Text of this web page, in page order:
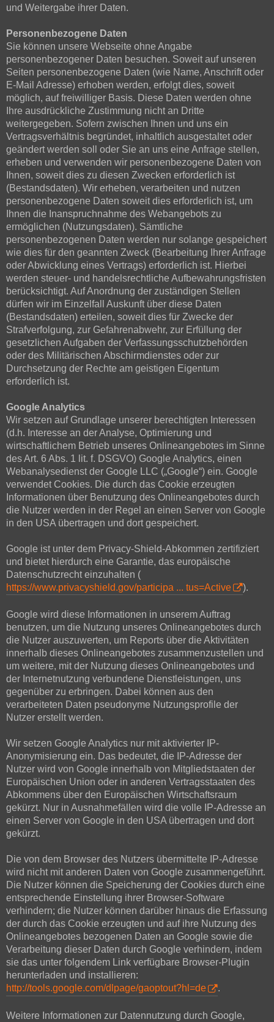
und Weitergabe ihrer Daten.
Personenbezogene Daten
Sie können unsere Webseite ohne Angabe
personenbezogener Daten besuchen. Soweit auf unseren
Seiten personenbezogene Daten (wie Name, Anschrift oder
E-Mail Adresse) erhoben werden, erfolgt dies, soweit
möglich, auf freiwilliger Basis. Diese Daten werden ohne
Ihre ausdrückliche Zustimmung nicht an Dritte
weitergegeben. Sofern zwischen Ihnen und uns ein
Vertragsverhältnis begründet, inhaltlich ausgestaltet oder
geändert werden soll oder Sie an uns eine Anfrage stellen,
erheben und verwenden wir personenbezogene Daten von
Ihnen, soweit dies zu diesen Zwecken erforderlich ist
(Bestandsdaten). Wir erheben, verarbeiten und nutzen
personenbezogene Daten soweit dies erforderlich ist, um
Ihnen die Inanspruchnahme des Webangebots zu
ermöglichen (Nutzungsdaten). Sämtliche
personenbezogenen Daten werden nur solange gespeichert
wie dies für den geannten Zweck (Bearbeitung Ihrer Anfrage
oder Abwicklung eines Vertrags) erforderlich ist. Hierbei
werden steuer- und handelsrechtliche Aufbewahrungsfristen
berücksichtigt. Auf Anordnung der zuständigen Stellen
dürfen wir im Einzelfall Auskunft über diese Daten
(Bestandsdaten) erteilen, soweit dies für Zwecke der
Strafverfolgung, zur Gefahrenabwehr, zur Erfüllung der
gesetzlichen Aufgaben der Verfassungsschutzbehörden
oder des Militärischen Abschirmdienstes oder zur
Durchsetzung der Rechte am geistigen Eigentum
erforderlich ist.
Google Analytics
Wir setzen auf Grundlage unserer berechtigten Interessen
(d.h. Interesse an der Analyse, Optimierung und
wirtschaftlichem Betrieb unseres Onlineangebotes im Sinne
des Art. 6 Abs. 1 lit. f. DSGVO) Google Analytics, einen
Webanalysedienst der Google LLC („Google“) ein. Google
verwendet Cookies. Die durch das Cookie erzeugten
Informationen über Benutzung des Onlineangebotes durch
die Nutzer werden in der Regel an einen Server von Google
in den USA übertragen und dort gespeichert.
Google ist unter dem Privacy-Shield-Abkommen zertifiziert
und bietet hierdurch eine Garantie, das europäische
Datenschutzrecht einzuhalten (
https://www.privacyshield.gov/participa ... tus=Active
).
Google wird diese Informationen in unserem Auftrag
benutzen, um die Nutzung unseres Onlineangebotes durch
die Nutzer auszuwerten, um Reports über die Aktivitäten
innerhalb dieses Onlineangebotes zusammenzustellen und
um weitere, mit der Nutzung dieses Onlineangebotes und
der Internetnutzung verbundene Dienstleistungen, uns
gegenüber zu erbringen. Dabei können aus den
verarbeiteten Daten pseudonyme Nutzungsprofile der
Nutzer erstellt werden.
Wir setzen Google Analytics nur mit aktivierter IP-
Anonymisierung ein. Das bedeutet, die IP-Adresse der
Nutzer wird von Google innerhalb von Mitgliedstaaten der
Europäischen Union oder in anderen Vertragsstaaten des
Abkommens über den Europäischen Wirtschaftsraum
gekürzt. Nur in Ausnahmefällen wird die volle IP-Adresse an
einen Server von Google in den USA übertragen und dort
gekürzt.
Die von dem Browser des Nutzers übermittelte IP-Adresse
wird nicht mit anderen Daten von Google zusammengeführt.
Die Nutzer können die Speicherung der Cookies durch eine
entsprechende Einstellung ihrer Browser-Software
verhindern; die Nutzer können darüber hinaus die Erfassung
der durch das Cookie erzeugten und auf ihre Nutzung des
Onlineangebotes bezogenen Daten an Google sowie die
Verarbeitung dieser Daten durch Google verhindern, indem
sie das unter folgendem Link verfügbare Browser-Plugin
herunterladen und installieren:
http://tools.google.com/dlpage/gaoptout?hl=de
.
Weitere Informationen zur Datennutzung durch Google,